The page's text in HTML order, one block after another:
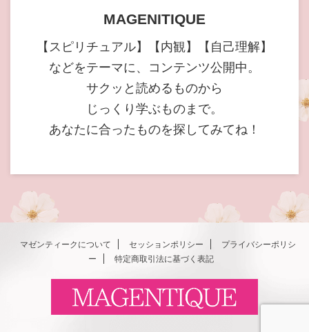
MAGENITIQUE
【スピリチュアル】【内観】【自己理解】
などをテーマに、コンテンツ公開中。
サクッと読めるものから
じっくり学ぶものまで。
あなたに合ったものを探してみてね！
マゼンティークについて セッションポリシー
プライバシーポリシ
ー
特定商取引法に基づく表記